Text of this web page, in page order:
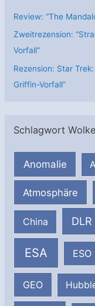
Review: “The
Zweitrezension:
Vorfall”
Rezension: Star
Griffin-Vorfall”
Schlagwort Wolke
Anomalie
Atmosphäre
China DLR
ESA ESO
GEO